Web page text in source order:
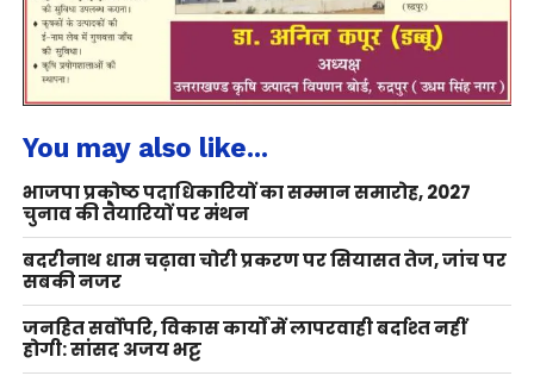
You may also like...
भाजपा प्रकोष्ठ पदाधिकारियों का सम्मान समारोह, 2027
चुनाव की तैयारियों पर मंथन
बदरीनाथ धाम चढ़ावा चोरी प्रकरण पर सियासत तेज, जांच पर
सबकी नजर
जनहित सर्वोपरि, विकास कार्यों में लापरवाही बर्दाश्त नहीं
होगी: सांसद अजय भट्ट